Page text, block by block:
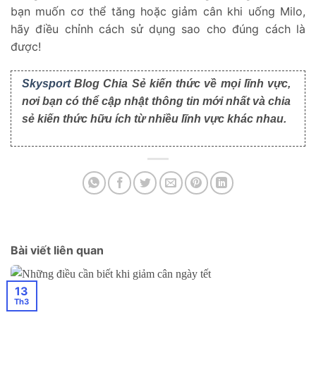
bạn muốn cơ thể tăng hoặc giảm cân khi uống Milo,
hãy điều chỉnh cách sử dụng sao cho đúng cách là
được!
SkysportBlog Chia Sẻ kiến thức về mọi lĩnh vực,
nơi bạn có thể cập nhật thông tin mới nhất và chia
sẻ kiến thức hữu ích từ nhiều lĩnh vực khác nhau.
Bài viết liên quan
13
Th3